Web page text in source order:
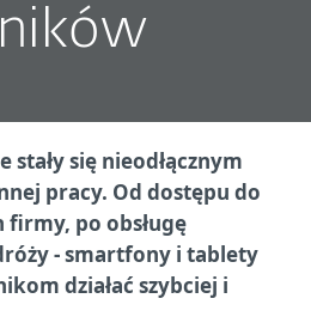
stały się nieodłącznym
pracy. Od dostępu do
po obsługę
- smartfony i tablety
działać szybciej i